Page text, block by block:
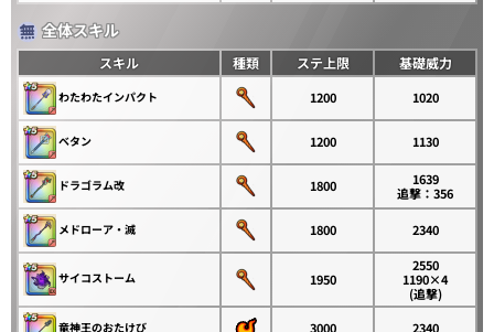
全体スキル
スキル 種類 ステ上限 基礎威力
わたわたインパクト 1200 1020
ベタン 1200 1130
ドラゴラム改 1800
1639
追撃：356
メドローア・滅 1800 2340
サイコストーム 1950
2550
1190×4
(追撃)
竜神王のおたけび 3000 2340